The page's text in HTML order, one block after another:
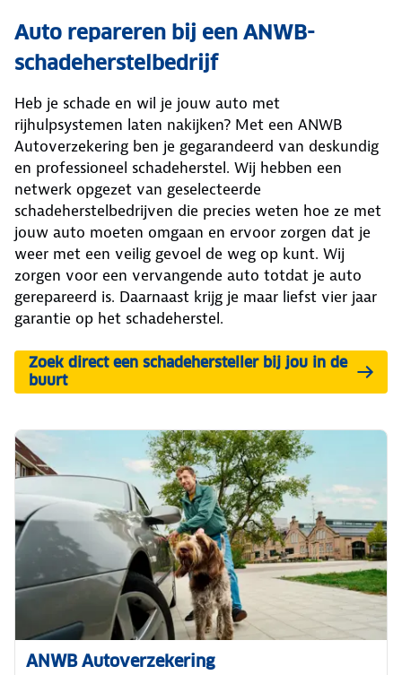
Auto repareren bij een ANWB-
schadeherstelbedrijf
Heb je schade en wil je jouw auto met
rijhulpsystemen laten nakijken? Met een ANWB
Autoverzekering ben je gegarandeerd van deskundig
en professioneel schadeherstel. Wij hebben een
netwerk opgezet van geselecteerde
schadeherstelbedrijven die precies weten hoe ze met
jouw auto moeten omgaan en ervoor zorgen dat je
weer met een veilig gevoel de weg op kunt. Wij
zorgen voor een vervangende auto totdat je auto
gerepareerd is. Daarnaast krijg je maar liefst vier jaar
garantie op het schadeherstel.
Zoek direct een schadehersteller bij jou in de
buurt
ANWB Autoverzekering